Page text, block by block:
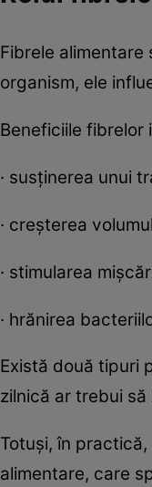
Fibrele
organism, ele
Beneficiile fibrelor
· susținerea unui
· creșterea
· stimularea
· hrănirea
Există două tipuri
zilnică ar trebui
Totuși, în
alimentare, care